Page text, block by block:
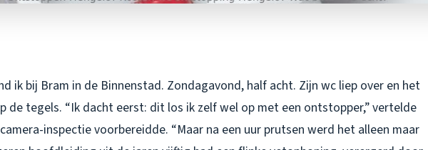
ik bij Bram in de Binnenstad. Zondagavond, half acht. Zijn wc liep over en het
de tegels. “Ik dacht eerst: dit los ik zelf wel op met een ontstopper,” vertelde
inspectie voorbereidde. “Maar na een uur prutsen werd het alleen maar